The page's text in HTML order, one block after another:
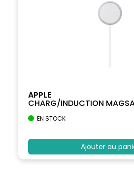
APPLE
CHARG/INDUCTION
EN STOCK
Ajouter au